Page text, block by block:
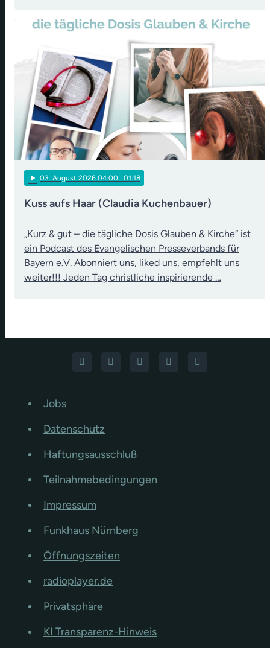
play_arrow 03. August 2026 04:00 · 01:18
Kuss aufs Haar (Claudia Kuchenbauer)
„Kurz & gut – die tägliche Dosis Glauben & Kirche“ ist
ein Podcast des Evangelischen Presseverbands für
Bayern e.V. Abonniert uns, liked uns, empfehlt uns
weiter!!! Jeden Tag christliche inspirierende …
Jobs
Datenschutz
Haftungsausschluß
Teilnahmebedingungen
Impressum
Funkhaus Nürnberg
Öffnungszeiten
radioplayer.de
Privatsphäre
KI Transparenz-Hinweis